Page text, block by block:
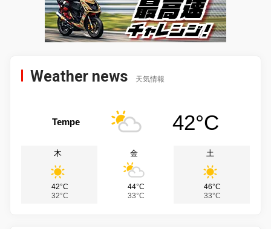
Weather news 天気情報
Tempe 42°C
木
42°C
32°C
金
44°C
33°C
土
46°C
33°C